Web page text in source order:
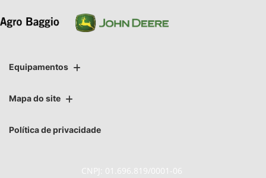
Equipamentos
Mapa do site
Política de privacidade
CNPJ: 01.696.819/0001-06